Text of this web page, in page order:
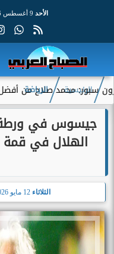
الأحد
3 لاعبين في العالم
الرئيسية الرياضة
جيسوس في
الهلال في
الثلاثاء 12 مايو 2026